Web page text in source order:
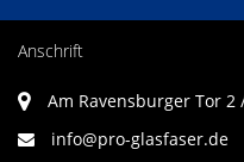
Anschrift
Am Ravensburger Tor 2
info@pro-glasfaser.de